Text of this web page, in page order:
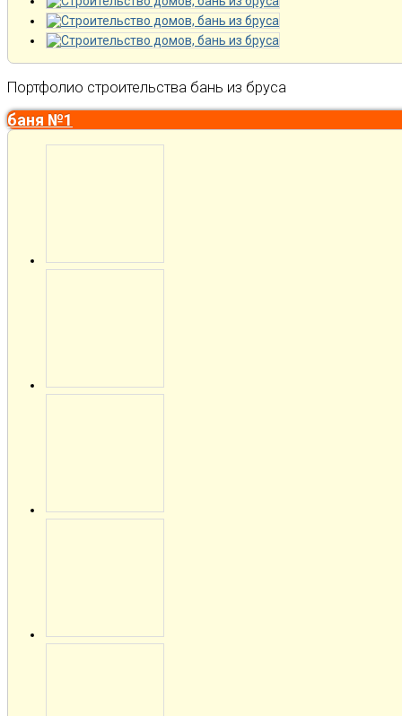
Портфолио строительства бань из бруса
баня №1